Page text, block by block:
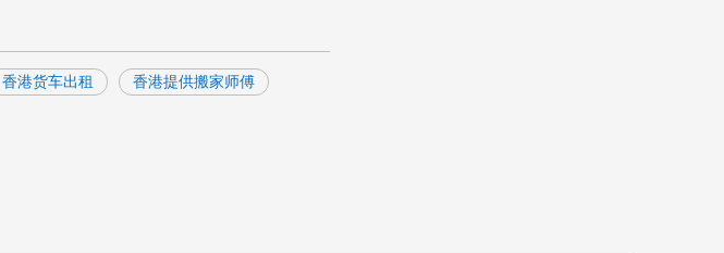
香港货车出租 香港提供搬家师傅